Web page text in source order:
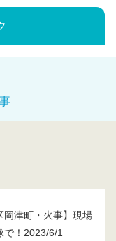
岡津町・火事】現場
で！2023/6/1